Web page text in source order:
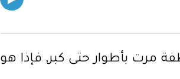
مرت بأطوار حتى كبر, فإذا هو